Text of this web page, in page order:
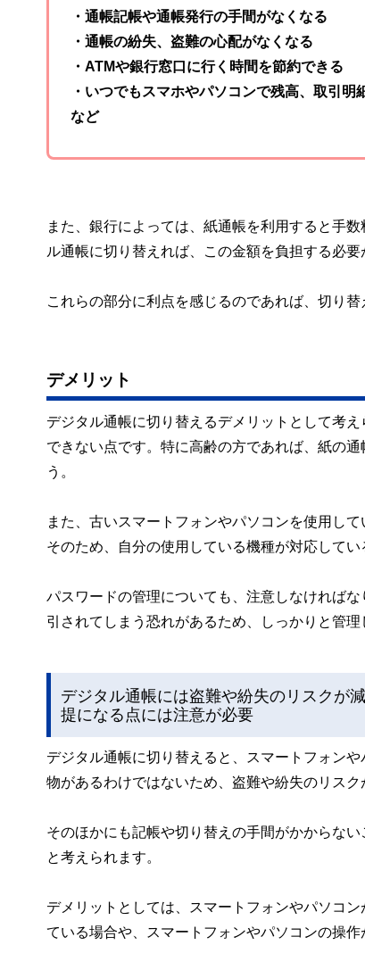
・通帳記帳や通帳発行の手間がなくなる
・通帳の紛失、盗難の心配がなくなる
・ATMや銀行窓口に行く時間を節約できる
・いつでもスマホやパソコンで残高、取引明
など
また、銀行によっては、紙通帳を利用すると手
ル通帳に切り替えれば、この金額を負担する必
これらの部分に利点を感じるのであれば、切り替
デメリット
デジタル通帳に切り替えるデメリットとして考
できない点です。特に高齢の方であれば、紙の
う。
また、古いスマートフォンやパソコンを使用し
そのため、自分の使用している機種が対応してい
パスワードの管理についても、注意しなければ
引されてしまう恐れがあるため、しっかりと管理
デジタル通帳には盗難や紛失のリスクが
提になる点には注意が必要
デジタル通帳に切り替えると、スマートフォン
物があるわけではないため、盗難や紛失のリス
そのほかにも記帳や切り替えの手間がかからな
と考えられます。
デメリットとしては、スマートフォンやパソコ
ている場合や、スマートフォンやパソコンの操